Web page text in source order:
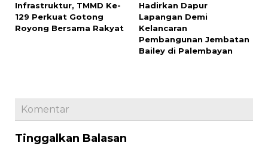
Infrastruktur, TMMD Ke-
129 Perkuat Gotong
Royong Bersama Rakyat
Hadirkan Dapur
Lapangan Demi
Kelancaran
Pembangunan Jembatan
Bailey di Palembayan
Komentar
Tinggalkan Balasan